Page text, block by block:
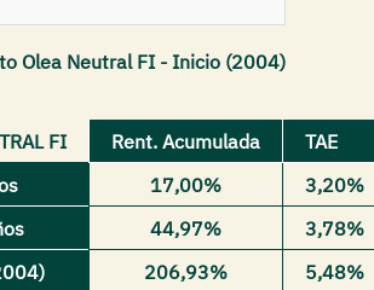
Olea Neutral FI - Inicio (2004)
FI Rent. Acumulada TAE
17,00% 3,20%
44,97% 3,78%
206,93% 5,48%